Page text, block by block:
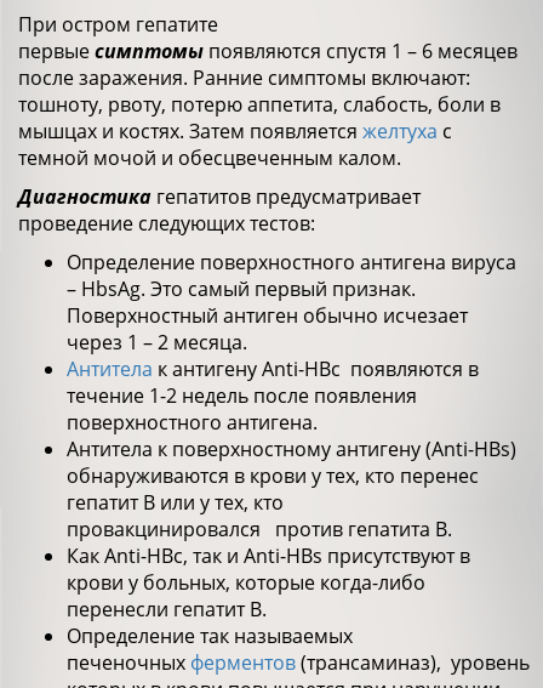
При остром гепатите
первыесимптомы появляются спустя 1 – 6 месяцев
после заражения. Ранние симптомы включают:
тошноту, рвоту, потерю аппетита, слабость, боли в
мышцах и костях. Затем появляется желтуха с
темной мочой и обесцвеченным калом.
Диагностика гепатитов предусматривает
проведение следующих тестов:
Определение поверхностного антигена вируса
– HbsAg. Это самый первый признак.
Поверхностный антиген обычно исчезает
через 1 – 2 месяца.
Антитела к антигену Anti-HBc появляются в
течение 1-2 недель после появления
поверхностного антигена.
Антитела к поверхностному антигену (Anti-HBs)
обнаруживаются в крови у тех, кто перенес
гепатит В или у тех, кто
провакцинировался против гепатита В.
Как Anti-HBc, так и Anti-HBs присутствуют в
крови у больных, которые когда-либо
перенесли гепатит В.
Определение так называемых
печеночных ферментов(трансаминаз), уровень